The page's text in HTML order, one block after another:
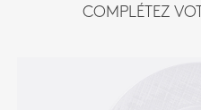
COMPLÉTEZ